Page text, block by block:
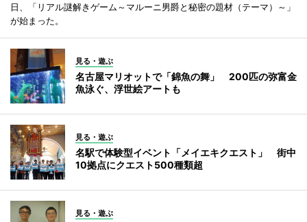
日、「リアル謎解きゲーム～マルーニ男爵と秘密の題材（テーマ）～」
が始まった。
見る・遊ぶ
名古屋マリオットで「錦魚の舞」 200匹の弥富金
魚泳ぐ、浮世絵アートも
見る・遊ぶ
名駅で体験型イベント「メイエキクエスト」 街中
10拠点にクエスト500種類超
見る・遊ぶ